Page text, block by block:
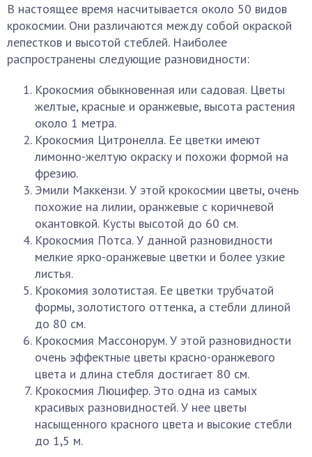
В настоящее время насчитывается около 50 видов
крокосмии. Они различаются между собой окраской
лепестков и высотой стеблей. Наиболее
распространены следующие разновидности:
Крокосмия обыкновенная или садовая. Цветы
желтые, красные и оранжевые, высота растения
около 1 метра.
Крокосмия Цитронелла. Ее цветки имеют
лимонно-желтую окраску и похожи формой на
фрезию.
Эмили Маккензи. У этой крокосмии цветы, очень
похожие на лилии, оранжевые с коричневой
окантовкой. Кусты высотой до 60 см.
Крокосмия Потса. У данной разновидности
мелкие ярко-оранжевые цветки и более узкие
листья.
Крокомия золотистая. Ее цветки трубчатой
формы, золотистого оттенка, а стебли длиной
до 80 см.
Крокосмия Массонорум. У этой разновидности
очень эффектные цветы красно-оранжевого
цвета и длина стебля достигает 80 см.
Крокосмия Люцифер. Это одна из самых
красивых разновидностей. У нее цветы
насыщенного красного цвета и высокие стебли
до 1,5 м.